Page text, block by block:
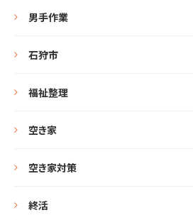
男手作業
石狩市
福祉整理
空き家
空き家対策
終活